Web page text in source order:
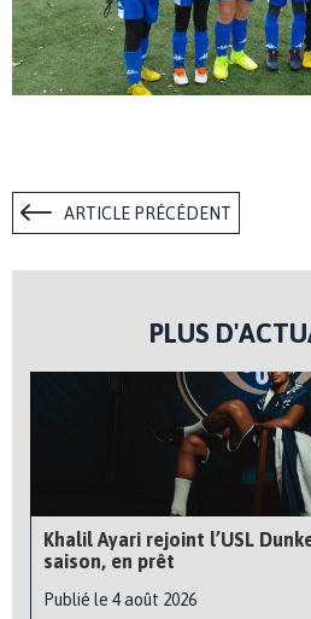
ARTICLE PRÉCÉDENT
PLUS
Khalil Ayari rejoint l’USL
saison, en prêt
Publié le 4 août 2026